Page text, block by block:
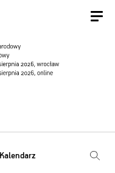
Kalendarz